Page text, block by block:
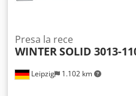
Leipzig 1.102 km
Presa la rece
WINTERSOLID 3013-